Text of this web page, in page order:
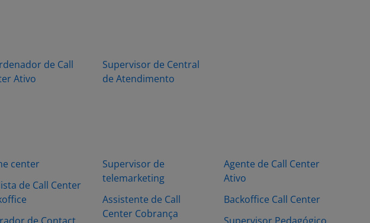
de Call
Ativo
Supervisor de Central
de Atendimento
center
de Call Center
Supervisor de
telemarketing
Assistente de Call
Center Cobrança
Agente de Call Center
Ativo
Backoffice Call Center